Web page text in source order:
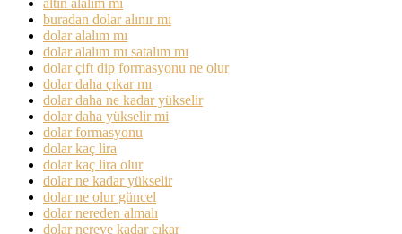
buradan dolar alınır mı
dolar alalım mı
dolar alalım mı satalım mı
dolar çift dip formasyonu ne olur
dolar daha çıkar mı
dolar daha ne kadar yükselir
dolar daha yükselir mi
dolar formasyonu
dolar kaç lira
dolar kaç lira olur
dolar ne kadar yükselir
dolar ne olur güncel
dolar nereden almalı
dolar nereye kadar çıkar